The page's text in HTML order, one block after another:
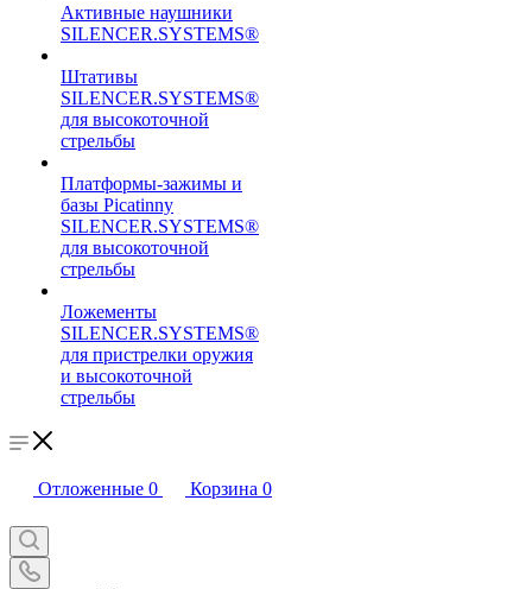
Активные наушники
SILENCER.SYSTEMS®
Штативы
SILENCER.SYSTEMS®
для высокоточной
стрельбы
Платформы-зажимы и
базы Picatinny
SILENCER.SYSTEMS®
для высокоточной
стрельбы
Ложементы
SILENCER.SYSTEMS®
для пристрелки оружия
и высокоточной
стрельбы
Отложенные 0 Корзина 0